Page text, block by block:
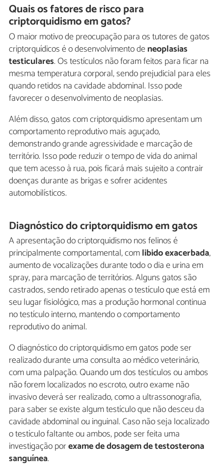
Quais os fatores de risco para
criptorquidismo em gatos?
O maior motivo de preocupação para os tutores de gatos
criptorquídicos é o desenvolvimento deneoplasias
testiculares. Os testículos não foram feitos para ficar na
mesma temperatura corporal, sendo prejudicial para eles
quando retidos na cavidade abdominal. Isso pode
favorecer o desenvolvimento de neoplasias.
Além disso, gatos com criptorquidismo apresentam um
comportamento reprodutivo mais aguçado,
demonstrando grande agressividade e marcação de
território. Isso pode reduzir o tempo de vida do animal
que tem acesso à rua, pois ficará mais sujeito a contrair
doenças durante as brigas e sofrer acidentes
automobilísticos.
Diagnóstico do criptorquidismo em gatos
A apresentação do criptorquidismo nos felinos é
principalmente comportamental, comlibido exacerbada,
aumento de vocalizações durante todo o dia e urina em
spray, para marcação de territórios. Alguns gatos são
castrados, sendo retirado apenas o testículo que está em
seu lugar fisiológico, mas a produção hormonal continua
no testículo interno, mantendo o comportamento
reprodutivo do animal.
O diagnóstico do criptorquidismo em gatos pode ser
realizado durante uma consulta ao médico veterinário,
com uma palpação. Quando um dos testículos ou ambos
não forem localizados no escroto, outro exame não
invasivo deverá ser realizado, como a ultrassonografia,
para saber se existe algum testículo que não desceu da
cavidade abdominal ou inguinal. Caso não seja localizado
o testículo faltante ou ambos, pode ser feita uma
investigação porexame de dosagem de testosterona
sanguínea.